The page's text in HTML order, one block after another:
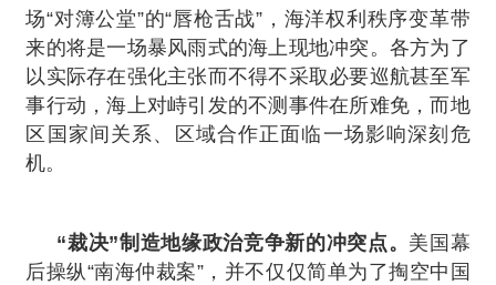
场“对簿公堂”的“唇枪舌战”，海洋权利秩序变革带
来的将是一场暴风雨式的海上现地冲突。各方为了
以实际存在强化主张而不得不采取必要巡航甚至军
事行动，海上对峙引发的不测事件在所难免，而地
区国家间关系、区域合作正面临一场影响深刻危
机。
“裁决”制造地缘政治竞争新的冲突点。 美国幕
后操纵“南海仲裁案”，并不仅仅简单为了掏空中国